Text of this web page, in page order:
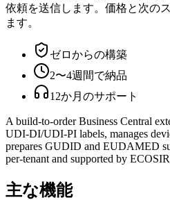
依頼を送信します。価格と次の
ます。
ゼロからの構築
2〜4週間で納品
12か月のサポート
A build-to-order Business Central
UDI-DI/UDI-PI labels, manages
prepares GUDID and EUDAMED
per-tenant and supported by
主な機能